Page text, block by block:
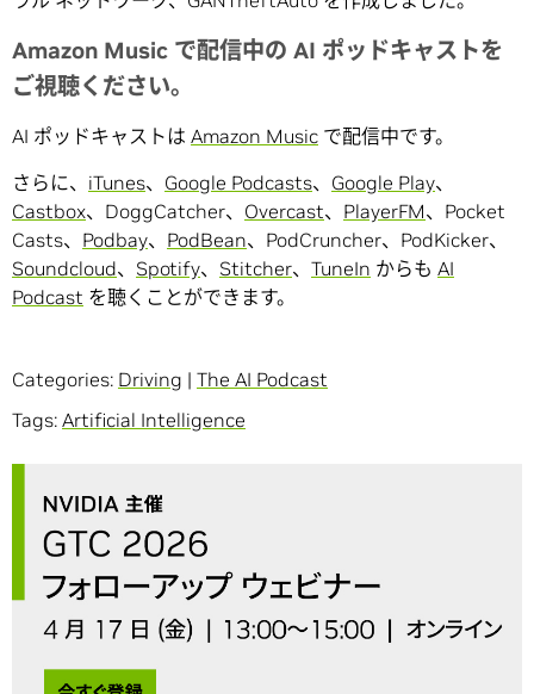
Amazon Music で配信中の AI ポッドキャストを
ご視聴ください。
AI ポッドキャストは Amazon Music で配信中です。
さらに、 iTunes、 Google Podcasts、 Google Play、
Castbox、DoggCatcher、 Overcast、 PlayerFM、Pocket
Casts、 Podbay、 PodBean、PodCruncher、PodKicker、
Soundcloud、 Spotify、 Stitcher、 TuneIn からも AI
Podcast を聴くことができます。
Categories: Driving | The AI Podcast
Tags: Artificial Intelligence